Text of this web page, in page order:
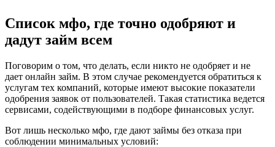
Список мфо, где точно одобряют и
дадут займ всем
Поговорим о том, что делать, если никто не одобряет и не
дает онлайн займ. В этом случае рекомендуется обратиться к
услугам тех компаний, которые имеют высокие показатели
одобрения заявок от пользователей. Такая статистика ведется
сервисами, содействующими в подборе финансовых услуг.
Вот лишь несколько мфо, где дают займы без отказа при
соблюдении минимальных условий: